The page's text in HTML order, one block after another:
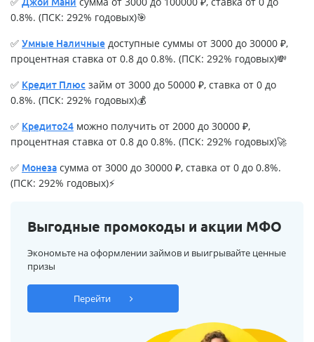
0.8%. (ПСК: 292% годовых)🎯
✅ Умные Наличные доступные суммы от 3000 до 30000 ₽,
процентная ставка от 0.8 до 0.8%. (ПСК: 292% годовых)💸
✅ Кредит Плюс займ от 3000 до 50000 ₽, ставка от 0 до
0.8%. (ПСК: 292% годовых)💰
✅ Кредито24 можно получить от 2000 до 30000 ₽,
процентная ставка от 0.8 до 0.8%. (ПСК: 292% годовых)🚀
✅ Монеза сумма от 3000 до 30000 ₽, ставка от 0 до 0.8%.
(ПСК: 292% годовых)⚡
Выгодные промокоды и акции МФО
Экономьте на оформлении займов и выигрывайте ценные
призы
Перейти